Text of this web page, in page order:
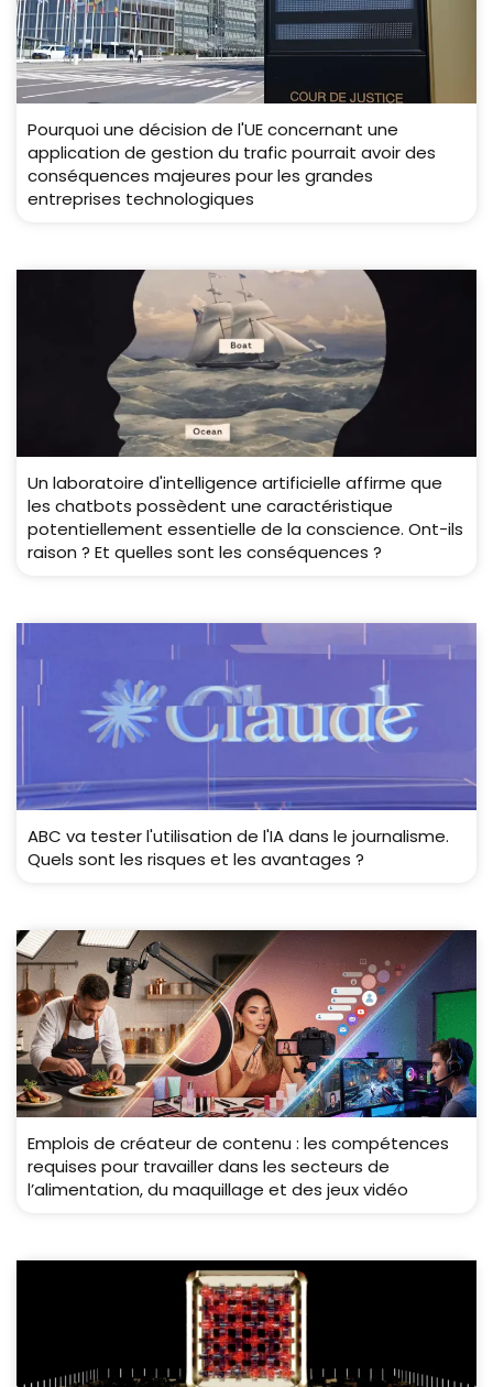
Pourquoi une décision de l'UE concernant une
application de gestion du trafic pourrait avoir des
conséquences majeures pour les grandes
entreprises technologiques
Un laboratoire d'intelligence artificielle affirme que
les chatbots possèdent une caractéristique
potentiellement essentielle de la conscience. Ont-ils
raison ? Et quelles sont les conséquences ?
ABC va tester l'utilisation de l'IA dans le journalisme.
Quels sont les risques et les avantages ?
Emplois de créateur de contenu : les compétences
requises pour travailler dans les secteurs de
l’alimentation, du maquillage et des jeux vidéo